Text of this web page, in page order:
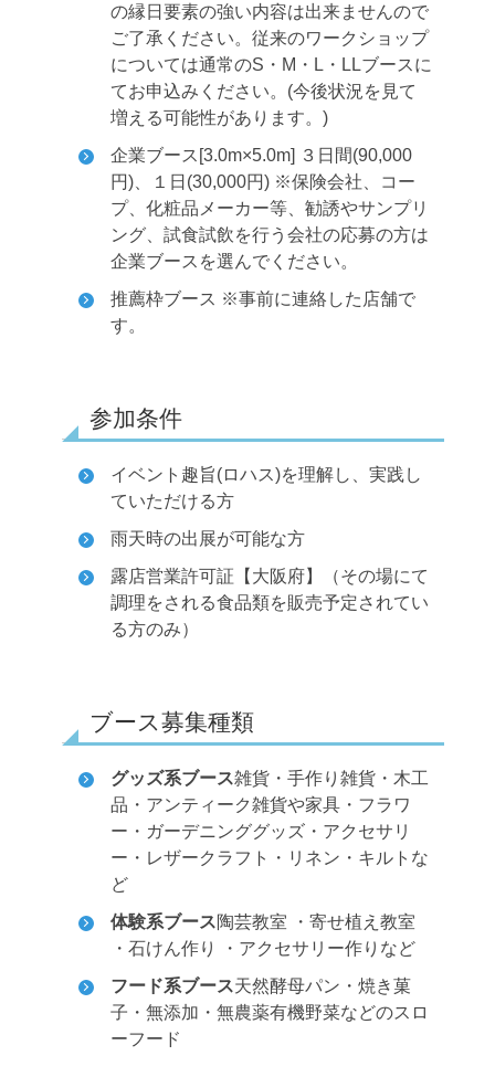
の縁日要素の強い内容は出来ませんので
ご了承ください。従来のワークショップ
については通常のS・M・L・LLブースに
てお申込みください。(今後状況を見て
増える可能性があります。)
企業ブース[3.0m×5.0m] ３日間(90,000
円)、１日(30,000円) ※保険会社、コー
プ、化粧品メーカー等、勧誘やサンプリ
ング、試食試飲を行う会社の応募の方は
企業ブースを選んでください。
推薦枠ブース ※事前に連絡した店舗で
す。
参加条件
イベント趣旨(ロハス)を理解し、実践し
ていただける方
雨天時の出展が可能な方
露店営業許可証【大阪府】（その場にて
調理をされる食品類を販売予定されてい
る方のみ）
ブース募集種類
グッズ系ブース雑貨・手作り雑貨・木工
品・アンティーク雑貨や家具・フラワ
ー・ガーデニンググッズ・アクセサリ
ー・レザークラフト・リネン・キルトな
ど
体験系ブース陶芸教室 ・寄せ植え教室
・石けん作り ・アクセサリー作りなど
フード系ブース天然酵母パン・焼き菓
子・無添加・無農薬有機野菜などのスロ
ーフード